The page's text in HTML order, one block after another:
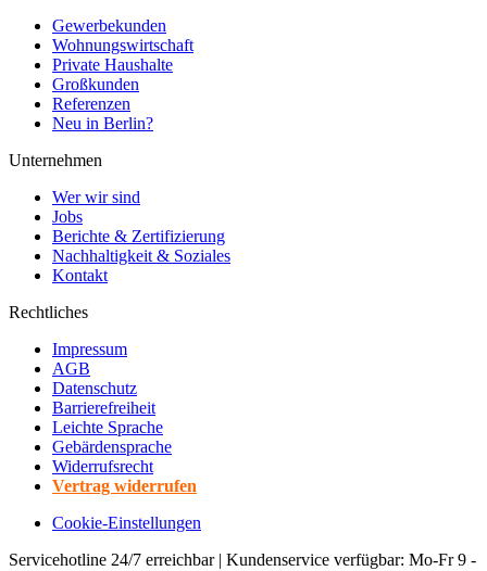
Gewerbekunden
Wohnungswirtschaft
Private Haushalte
Großkunden
Referenzen
Neu in Berlin?
Unternehmen
Wer wir sind
Jobs
Berichte & Zertifizierung
Nachhaltigkeit & Soziales
Kontakt
Rechtliches
Impressum
AGB
Datenschutz
Barrierefreiheit
Leichte Sprache
Gebärdensprache
Widerrufsrecht
Vertrag widerrufen
Cookie-Einstellungen
Servicehotline 24/7 erreichbar | Kundenservice verfügbar: Mo-Fr 9 -